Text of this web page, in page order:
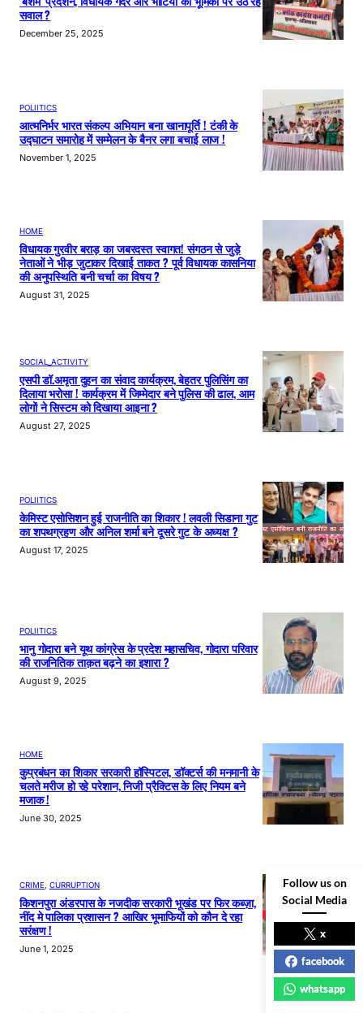
सवाल ?
December 25, 2025
POLIITICS
आत्मनिर्भर भारत संकल्प अभियान बना खानापूर्ति ! टंकी के
उद्घाटन समारोह में सम्मेलन के बैनर लगा बचाई लाज !
November 1, 2025
HOME
विधायक गुरवीर बराड़ का जबरदस्त स्वागत! संगठन से जुड़े
नेताओं ने भीड़ जुटाकर दिखाई ताकत ? पूर्व विधायक कासनिया
की अनुपस्थिति बनी चर्चा का विषय ?
August 31, 2025
SOCIAL_ACTIVITY
एसपी डॉ.अमृता दुहन का संवाद कार्यक्रम, बेहतर पुलिसिंग का
दिलाया भरोसा ! कार्यक्रम में जिम्मेदार बने पुलिस की ढाल, आम
लोगों ने सिस्टम को दिखाया आइना ?
August 27, 2025
POLIITICS
केमिस्ट एसोसिशन हुई राजनीति का शिकार ! लवली सिडाना गुट
का शपथग्रहण और अनिल शर्मा बने दूसरे गुट के अध्यक्ष ?
August 17, 2025
POLIITICS
भानु गोदारा बने यूथ कांग्रेस के प्रदेश महासचिव, गोदारा परिवार
की राजनितिक ताक़त बढ़ने का इशारा ?
August 9, 2025
HOME
कुप्रबंधन का शिकार सरकारी हॉस्पिटल, डॉक्टर्स की मनमानी के
चलते मरीज हो रहे परेशान, निजी प्रैक्टिस के लिए नियम बने
मजाक !
June 30, 2025
CRIME CURRUPTION
किशनपुरा अंडरपास के नजदीक सरकारी भूखंड पर फिर कब्ज़ा,
नींद मे पालिका प्रशासन ? आखिर भूमाफियों को कौन दे रहा
सरंक्षण !
June 1, 2025
Follow us on
Social Media
x
facebook
whatsapp